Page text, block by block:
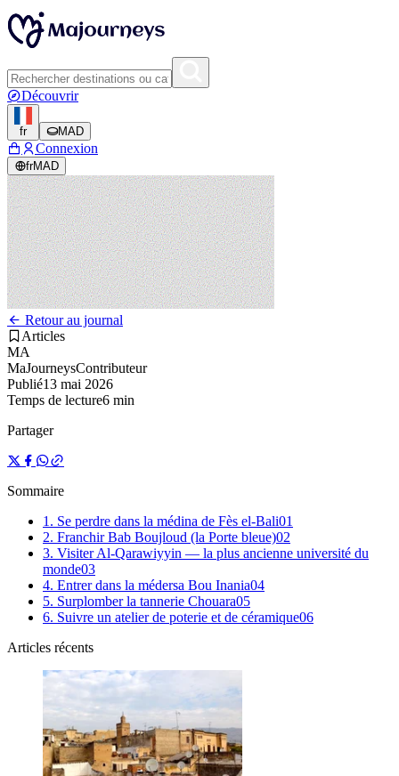
Découvrir
fr MAD
Connexion
frMAD
Retour au journal
Articles
MA
MaJourneysContributeur
Publié13 mai 2026
Temps de lecture6 min
Partager
Sommaire
1. Se perdre dans la médina de Fès el-Bali01
2. Franchir Bab Boujloud (la Porte bleue)02
3. Visiter Al-Qarawiyyin — la plus ancienne université du
monde03
4. Entrer dans la médersa Bou Inania04
5. Surplomber la tannerie Chouara05
6. Suivre un atelier de poterie et de céramique06
Articles récents